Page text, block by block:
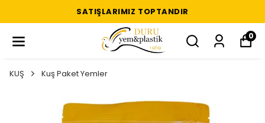
SATIŞLARIMIZ TOPTANDIR
0
KUŞ Kuş Paket Yemler